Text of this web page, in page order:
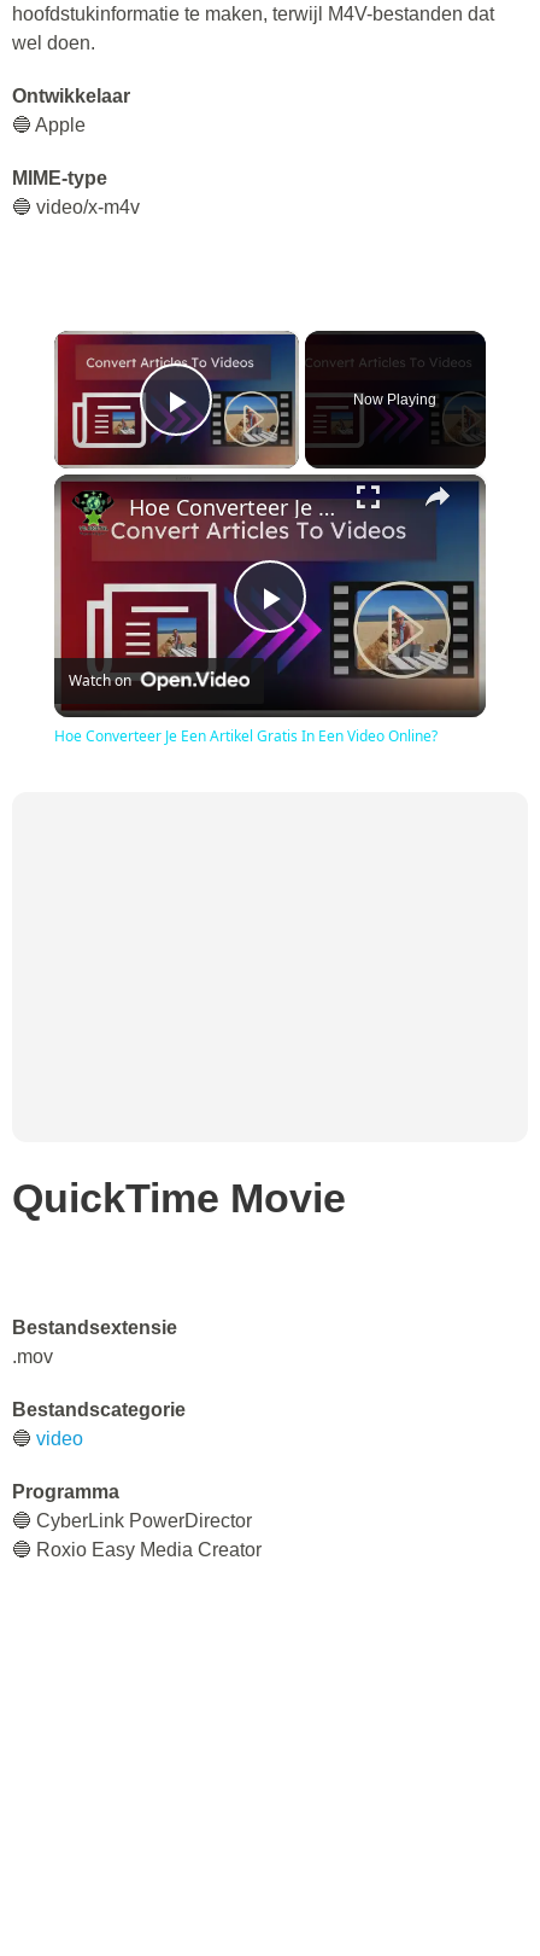
hoofdstukinformatie te maken, terwijl M4V-bestanden dat
wel doen.
Ontwikkelaar
🔵 Apple
MIME-type
🔵 video/x-m4v
×
Play Video
Now Playing
×
Play
Video
Hoe Converteer Je Een Artikel Gratis In Een Video Online?
Watch on
Hoe Converteer Je Een Artikel Gratis In Een Video Online?
QuickTime Movie
Bestandsextensie
.mov
Bestandscategorie
🔵 video
Programma
🔵 CyberLink PowerDirector
🔵 Roxio Easy Media Creator